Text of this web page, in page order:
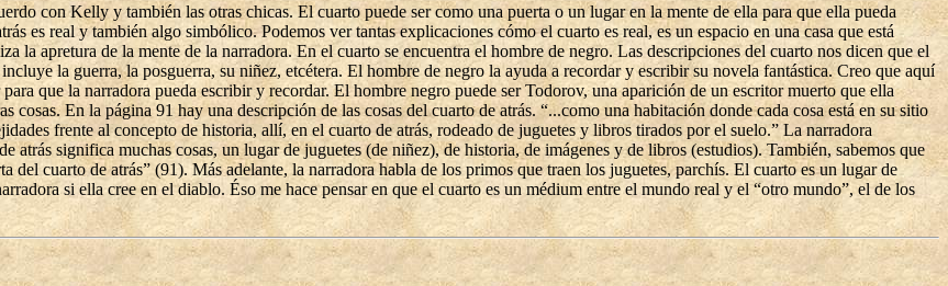
con Kelly y también las otras chicas. El cuarto puede ser como una puerta o un lugar en la mente de ella para que ella pueda
es real y también algo simbólico. Podemos ver tantas explicaciones cómo el cuarto es real, es un espacio en una casa que está
la apretura de la mente de la narradora. En el cuarto se encuentra el hombre de negro. Las descripciones del cuarto nos dicen que el
la guerra, la posguerra, su niñez, etcétera. El hombre de negro la ayuda a recordar y escribir su novela fantástica. Creo que aquí
que la narradora pueda escribir y recordar. El hombre negro puede ser Todorov, una aparición de un escritor muerto que ella
En la página 91 hay una descripción de las cosas del cuarto de atrás. “...como una habitación donde cada cosa está en su sitio
frente al concepto de historia, allí, en el cuarto de atrás, rodeado de juguetes y libros tirados por el suelo.” La narradora
significa muchas cosas, un lugar de juguetes (de niñez), de historia, de imágenes y de libros (estudios). También, sabemos que
cuarto de atrás” (91). Más adelante, la narradora habla de los primos que traen los juguetes, parchís. El cuarto es un lugar de
si ella cree en el diablo. Éso me hace pensar en que el cuarto es un médium entre el mundo real y el “otro mundo”, el de los